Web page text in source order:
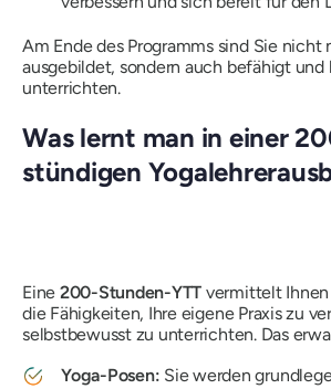
Am Ende des Programms sind Sie nicht
ausgebildet, sondern auch befähigt und
unterrichten.
Was lernt man in einer
stündigen
Eine 200-Stunden-YTT vermittelt Ihnen
die Fähigkeiten, Ihre eigene Praxis zu
selbstbewusst zu unterrichten. Das
Yoga-Posen: Sie werden